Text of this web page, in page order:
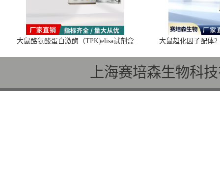
大鼠酪氨酸蛋白激酶（TPK)elisa试剂盒 大鼠趋化因子配体2
上海赛培森生物科